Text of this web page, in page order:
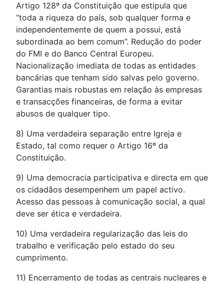
Artigo 128º da Constituição que estipula que
“toda a riqueza do país, sob qualquer forma e
independentemente de quem a possui, está
subordinada ao bem comum”. Redução do poder
do FMI e do Banco Central Europeu.
Nacionalização imediata de todas as entidades
bancárias que tenham sido salvas pelo governo.
Garantias mais robustas em relação às empresas
e transacções financeiras, de forma a evitar
abusos de qualquer tipo.
8) Uma verdadeira separação entre Igreja e
Estado, tal como requer o Artigo 16º da
Constituição.
9) Uma democracia participativa e directa em que
os cidadãos desempenhem um papel activo.
Acesso das pessoas à comunicação social, a qual
deve ser ética e verdadeira.
10) Uma verdadeira regularização das leis do
trabalho e verificação pelo estado do seu
cumprimento.
11) Encerramento de todas as centrais nucleares e